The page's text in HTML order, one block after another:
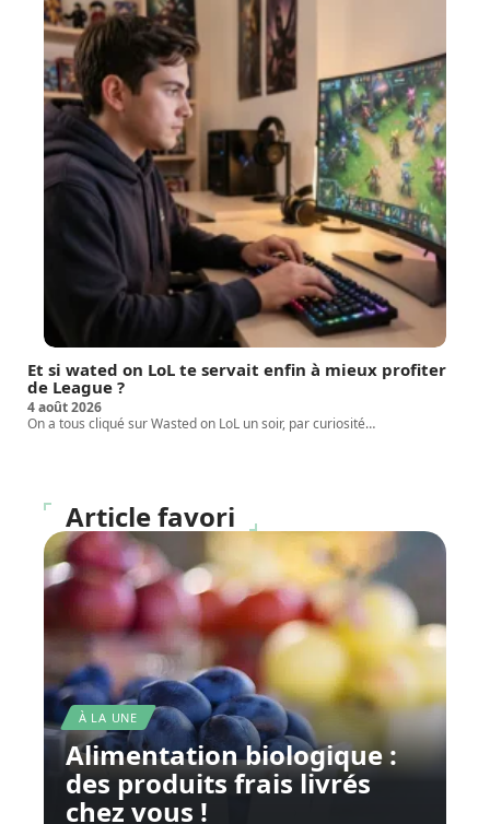
Et si wated on LoL te servait enfin à mieux profiter
de League ?
4 août 2026
On a tous cliqué sur Wasted on LoL un soir, par curiosité…
Article favori
À LA UNE
Alimentation biologique :
des produits frais livrés
chez vous !